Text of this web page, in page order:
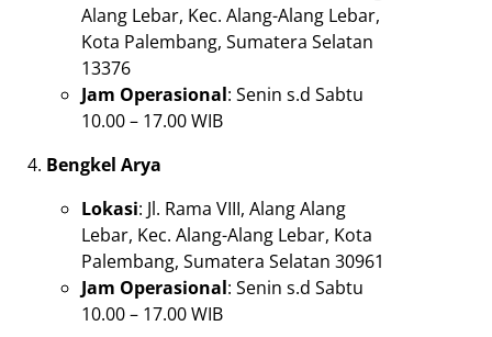
Alang Lebar, Kec. Alang-Alang Lebar,
Kota Palembang, Sumatera Selatan
13376
Jam Operasional: Senin s.d Sabtu
10.00 – 17.00 WIB
Bengkel Arya
Lokasi: Jl. Rama VIII, Alang Alang
Lebar, Kec. Alang-Alang Lebar, Kota
Palembang, Sumatera Selatan 30961
Jam Operasional: Senin s.d Sabtu
10.00 – 17.00 WIB